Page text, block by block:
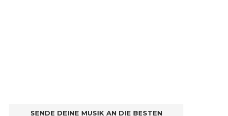
SENDE DEINE MUSIK AN DIE BESTEN